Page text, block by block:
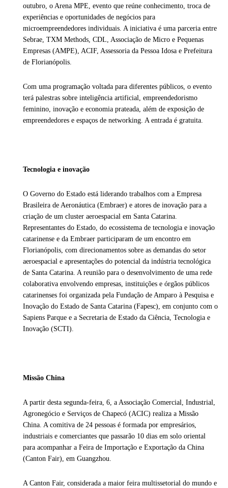
outubro, o Arena MPE, evento que reúne conhecimento, troca de
experiências e oportunidades de negócios para
microempreendedores individuais. A iniciativa é uma parceria entre
Sebrae, TXM Methods, CDL, Associação de Micro e Pequenas
Empresas (AMPE), ACIF, Assessoria da Pessoa Idosa e Prefeitura
de Florianópolis.
Com uma programação voltada para diferentes públicos, o evento
terá palestras sobre inteligência artificial, empreendedorismo
feminino, inovação e economia prateada, além de exposição de
empreendedores e espaços de networking. A entrada é gratuita.
Tecnologia e inovação
O Governo do Estado está liderando trabalhos com a Empresa
Brasileira de Aeronáutica (Embraer) e atores de inovação para a
criação de um cluster aeroespacial em Santa Catarina.
Representantes do Estado, do ecossistema de tecnologia e inovação
catarinense e da Embraer participaram de um encontro em
Florianópolis, com direcionamentos sobre as demandas do setor
aeroespacial e apresentações do potencial da indústria tecnológica
de Santa Catarina. A reunião para o desenvolvimento de uma rede
colaborativa envolvendo empresas, instituições e órgãos públicos
catarinenses foi organizada pela Fundação de Amparo à Pesquisa e
Inovação do Estado de Santa Catarina (Fapesc), em conjunto com o
Sapiens Parque e a Secretaria de Estado da Ciência, Tecnologia e
Inovação (SCTI).
Missão China
A partir desta segunda-feira, 6, a Associação Comercial, Industrial,
Agronegócio e Serviços de Chapecó (ACIC) realiza a Missão
China. A comitiva de 24 pessoas é formada por empresários,
industriais e comerciantes que passarão 10 dias em solo oriental
para acompanhar a Feira de Importação e Exportação da China
(Canton Fair), em Guangzhou.
A Canton Fair, considerada a maior feira multissetorial do mundo e